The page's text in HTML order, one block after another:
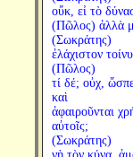
οὔκ, εἰ τὸ
(Πῶλος) ἀλλὰ
(Σωκράτης)
ἐλάχιστον
(Πῶλος)
τί δέ; οὐχ,
καὶ
ἀφαιροῦνται
αὐτοῖς;
(Σωκράτης)